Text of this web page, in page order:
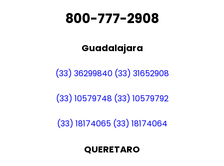
800-777-2908
Guadalajara
(33) 36299840 (33) 31652908
(33) 10579748 (33) 10579792
(33) 18174065 (33) 18174064
QUERETARO